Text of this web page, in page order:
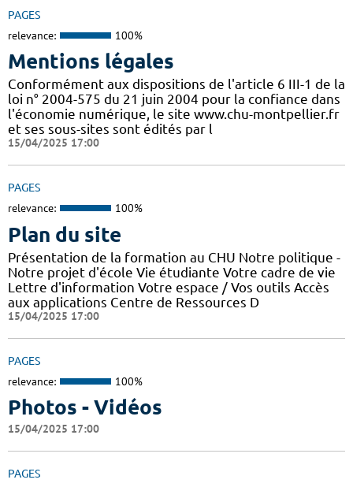
PAGES
relevance: 100%
Mentions légales
Conformément aux dispositions de l'article 6 III-1 de la
loi n° 2004-575 du 21 juin 2004 pour la confiance dans
l'économie numérique, le site www.chu-montpellier.fr
et ses sous-sites sont édités par l
15/04/2025 17:00
PAGES
relevance: 100%
Plan du site
Présentation de la formation au CHU Notre politique -
Notre projet d'école Vie étudiante Votre cadre de vie
Lettre d'information Votre espace / Vos outils Accès
aux applications Centre de Ressources D
15/04/2025 17:00
PAGES
relevance: 100%
Photos - Vidéos
15/04/2025 17:00
PAGES